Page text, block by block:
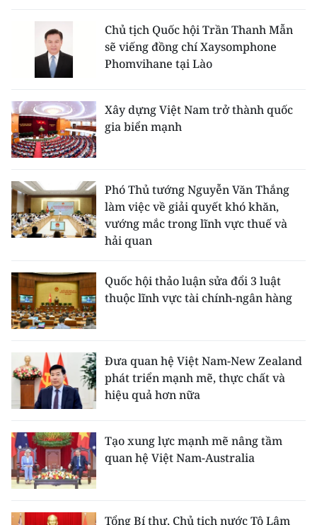
Chủ tịch Quốc hội Trần Thanh Mẫn
sẽ viếng đồng chí Xaysomphone
Phomvihane tại Lào
Xây dựng Việt Nam trở thành quốc
gia biển mạnh
Phó Thủ tướng Nguyễn Văn Thắng
làm việc về giải quyết khó khăn,
vướng mắc trong lĩnh vực thuế và
hải quan
Quốc hội thảo luận sửa đổi 3 luật
thuộc lĩnh vực tài chính-ngân hàng
Đưa quan hệ Việt Nam-New Zealand
phát triển mạnh mẽ, thực chất và
hiệu quả hơn nữa
Tạo xung lực mạnh mẽ nâng tầm
quan hệ Việt Nam-Australia
Tổng Bí thư, Chủ tịch nước Tô Lâm